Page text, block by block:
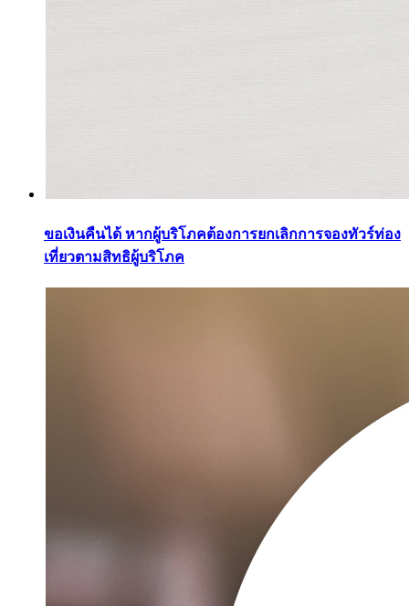
ขอเงินคืนได้ หากผู้บริโภคต้องการยกเลิกการจองทัวร์ท่อง
เที่ยวตามสิทธิผู้บริโภค